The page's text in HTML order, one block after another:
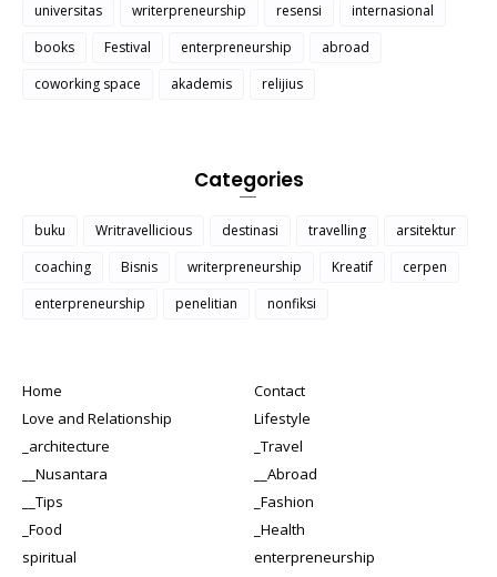
universitas
writerpreneurship resensi
internasional
books
Festival enterpreneurship
abroad
coworking space
akademis relijius
Categories
buku Writravellicious destinasi travelling
arsitektur
coaching
Bisnis writerpreneurship Kreatif
cerpen
enterpreneurship
penelitian nonfiksi
Home
Contact
Love and Relationship
Lifestyle
_architecture
_Travel
__Nusantara
__Abroad
__Tips
_Fashion
_Food
_Health
spiritual
enterpreneurship